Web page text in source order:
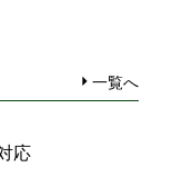
一覧へ
応